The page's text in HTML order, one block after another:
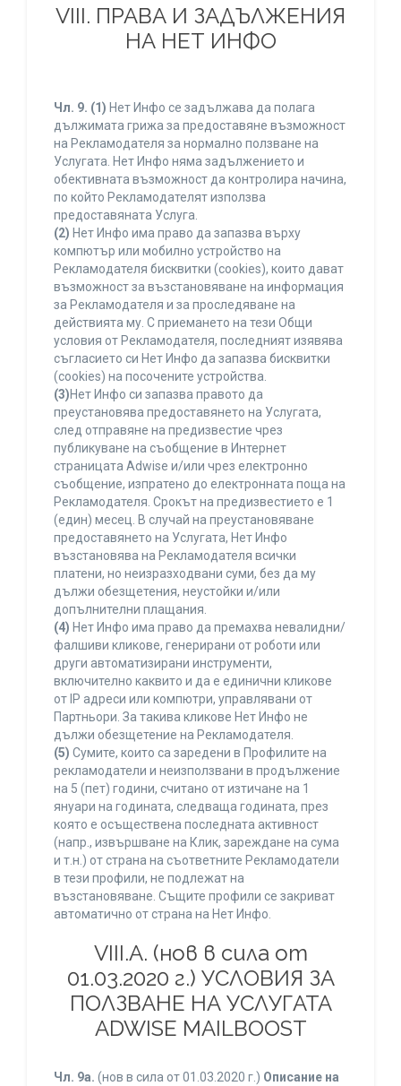
VIII. ПРАВА И ЗАДЪЛЖЕНИЯ
НА НЕТ ИНФО
Чл. 9. (1) Нет Инфо се задължава да полага
дължимата грижа за предоставяне възможност
на Рекламодателя за нормално ползване на
Услугата. Нет Инфо няма задължението и
обективната възможност да контролира начина,
по който Рекламодателят използва
предоставяната Услуга.
(2) Нет Инфо има право да запазва върху
компютър или мобилно устройство на
Рекламодателя бисквитки (cookies), които дават
възможност за възстановяване на информация
за Рекламодателя и за проследяване на
действията му. С приемането на тези Общи
условия от Рекламодателя, последният изявява
съгласието си Нет Инфо да запазва бисквитки
(cookies) на посочените устройства.
(3)Нет Инфо си запазва правото да
преустановява предоставянето на Услугата,
след отправяне на предизвестие чрез
публикуване на съобщение в Интернет
страницата Adwise и/или чрез електронно
съобщение, изпратено до електронната поща на
Рекламодателя. Срокът на предизвестието е 1
(един) месец. В случай на преустановяване
предоставянето на Услугата, Нет Инфо
възстановява на Рекламодателя всички
платени, но неизразходвани суми, без да му
дължи обезщетения, неустойки и/или
допълнителни плащания.
(4) Нет Инфо има право да премахва невалидни/
фалшиви кликове, генерирани от роботи или
други автоматизирани инструменти,
включително каквито и да е единични кликове
от IP адреси или компютри, управлявани от
Партньори. За такива кликове Нет Инфо не
дължи обезщетение на Рекламодателя.
(5) Сумите, които са заредени в Профилите на
рекламодатели и неизползвани в продължение
на 5 (пет) години, считано от изтичане на 1
януари на годината, следваща годината, през
която е осъществена последната активност
(напр., извършване на Клик, зареждане на сума
и т.н.) от страна на съответните Рекламодатели
в тези профили, не подлежат на
възстановяване. Същите профили се закриват
автоматично от страна на Нет Инфо.
VIII.A. (нов в сила от
01.03.2020 г.) УСЛОВИЯ ЗА
ПОЛЗВАНЕ НА УСЛУГАТА
ADWISE MAILBOOST
Чл. 9а. (нов в сила от 01.03.2020 г.) Описание на